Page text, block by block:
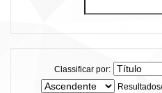
Classificar por: